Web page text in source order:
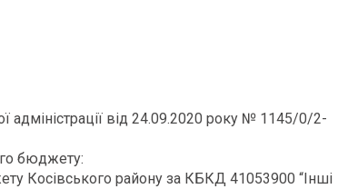
адміністрації від 24.09.2020 року № 1145/0/2-
бюджету:
Косівського району за КБКД 41053900 “Інші